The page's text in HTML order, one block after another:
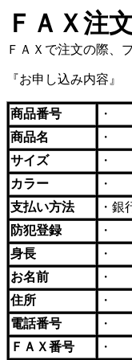
ＦＡＸ注
ＦＡＸで注文の際、
『お申し込み内容』
商品番号
・
商品名
・
サイズ
・
カラー
・
支払い方法
・ 銀
防犯登録
・
身長
・
お名前
・
住所
・
電話番号
・
ＦＡＸ番号
・